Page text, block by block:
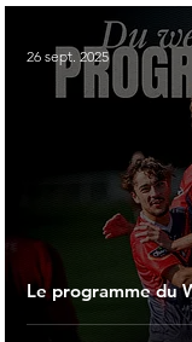
Le programme du
26 sept. 2025